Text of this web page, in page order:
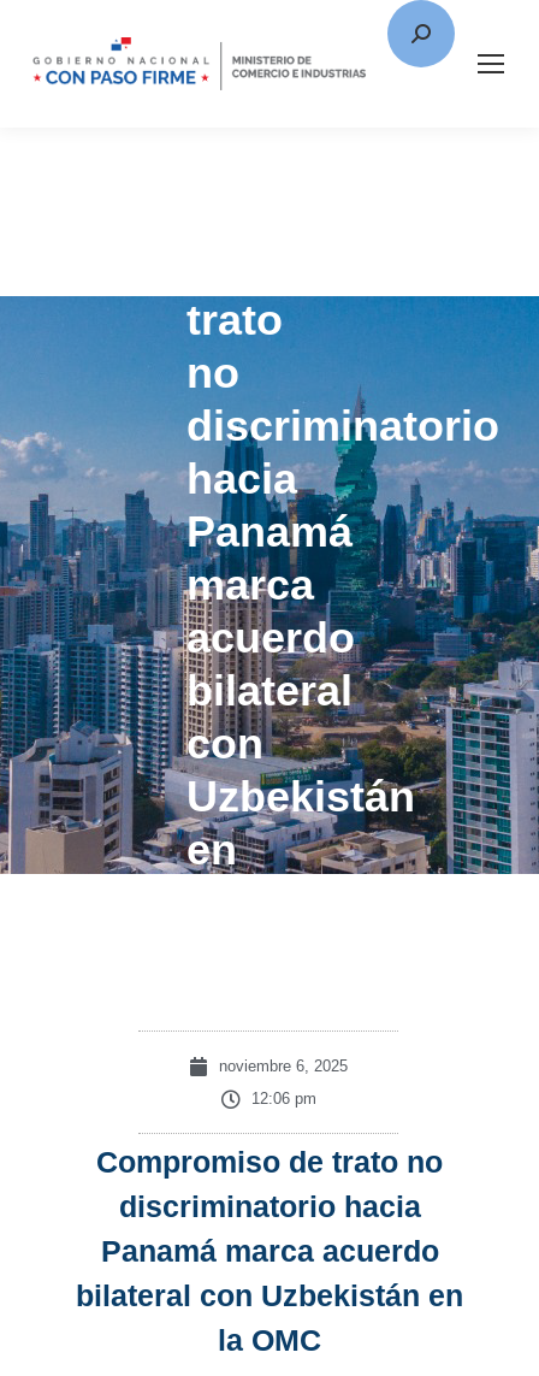
trato
no
discriminatorio
hacia
Panamá
marca
acuerdo
bilateral
con
Uzbekistán
en
noviembre 6, 2025
12:06 pm
Compromiso de trato no
discriminatorio hacia
Panamá marca acuerdo
bilateral con Uzbekistán en
la OMC